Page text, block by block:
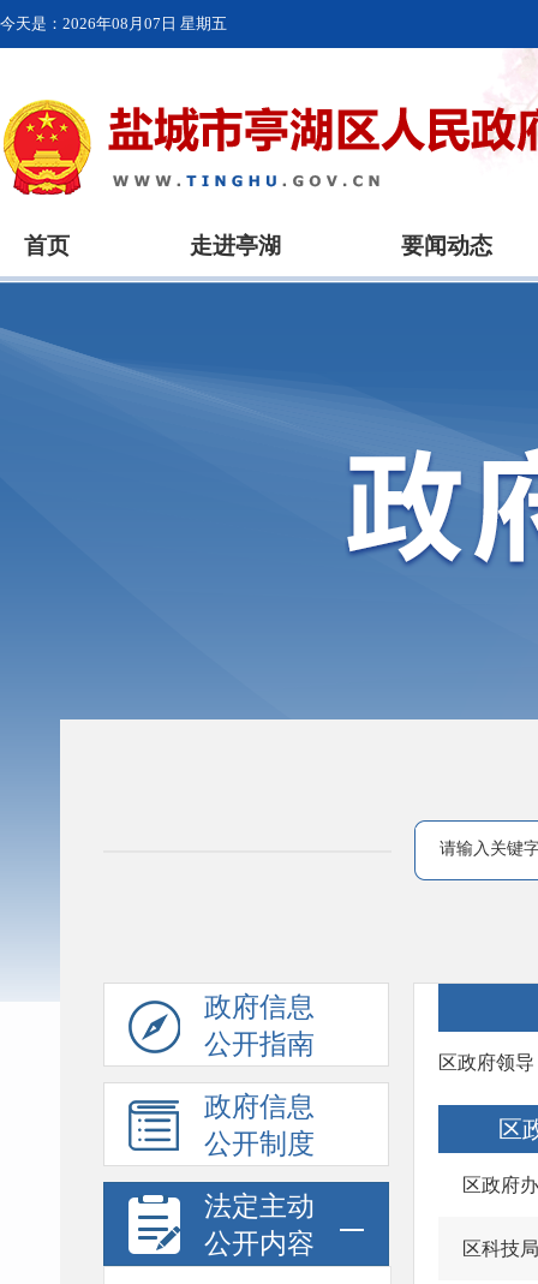
今天是： 2026年08月07日 星期五
首页 走进亭湖 要闻动态
政府信息
公开指南
政府信息
公开制度
法定主动
公开内容
区政府领导
区
区政府办
区科技局